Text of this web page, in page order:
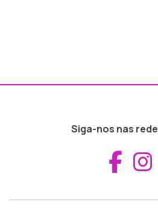
Siga-nos nas